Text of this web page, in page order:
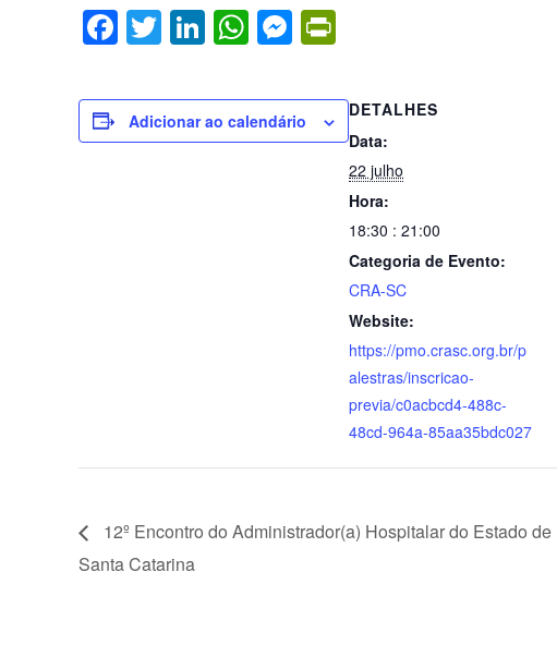
F
a
c
e
T
wi
tt
er
Li
n
k
e
W
h
at
s
M
e
ss
e
tF
ri
e
n
dl
y
Adicionar ao calendário
DETALHES
Data:
22 julho
Hora:
18:30 : 21:00
Categoria de Evento:
CRA-SC
Website:
https://pmo.crasc.org.br/p
alestras/inscricao-
previa/c0acbcd4-488c-
48cd-964a-85aa35bdc027
12º Encontro do Administrador(a) Hospitalar do Estado de
Santa Catarina